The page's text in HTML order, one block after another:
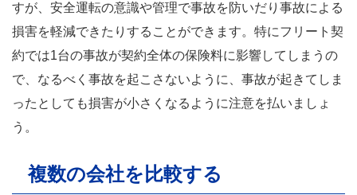
すが、安全運転の意識や管理で事故を防いだり事故による
損害を軽減できたりすることができます。特にフリート契
約では1台の事故が契約全体の保険料に影響してしまうの
で、なるべく事故を起こさないように、事故が起きてしま
ったとしても損害が小さくなるように注意を払いましょ
う。
複数の会社を比較する